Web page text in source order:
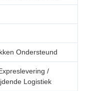
Ondersteund
/
Logistiek